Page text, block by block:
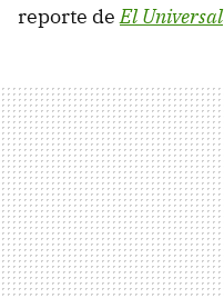
reporte deEl Universal